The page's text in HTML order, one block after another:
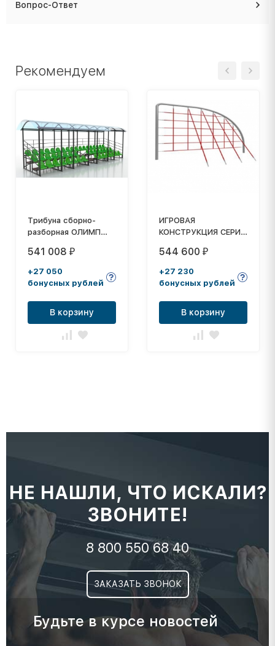
Вопрос-Ответ
Рекомендуем
Трибуна сборно-
разборная ОЛИМП
50 мест (с навесом
из поликарбоната)
541 008 ₽
+27 050
бонусных рублей
В корзину
ИГРОВАЯ
КОНСТРУКЦИЯ СЕРИЯ
544 600 ₽
+27 230
бонусных рублей
В корзину
НЕ НАШЛИ, ЧТО ИСКАЛИ?
ЗВОНИТЕ!
8 800 550 68 40
ЗАКАЗАТЬ ЗВОНОК
Будьте в курсе новостей